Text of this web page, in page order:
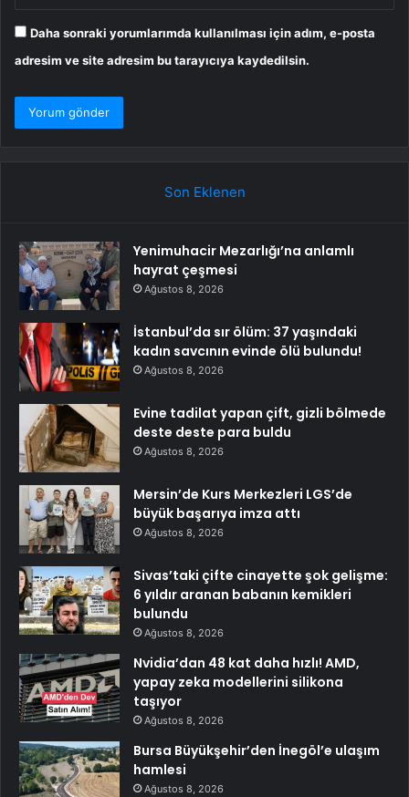
Daha sonraki yorumlarımda kullanılması için adım, e-posta
adresim ve site adresim bu tarayıcıya kaydedilsin.
Son Eklenen
Yenimuhacir Mezarlığı’na anlamlı
hayrat çeşmesi
Ağustos 8, 2026
İstanbul’da sır ölüm: 37 yaşındaki
kadın savcının evinde ölü bulundu!
Ağustos 8, 2026
Evine tadilat yapan çift, gizli bölmede
deste deste para buldu
Ağustos 8, 2026
Mersin’de Kurs Merkezleri LGS’de
büyük başarıya imza attı
Ağustos 8, 2026
Sivas’taki çifte cinayette şok gelişme:
6 yıldır aranan babanın kemikleri
bulundu
Ağustos 8, 2026
Nvidia’dan 48 kat daha hızlı! AMD,
yapay zeka modellerini silikona
taşıyor
Ağustos 8, 2026
Bursa Büyükşehir’den İnegöl’e ulaşım
hamlesi
Ağustos 8, 2026